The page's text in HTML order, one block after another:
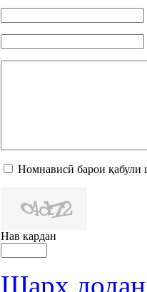
Номнависӣ барои қабули
Нав кардан
Шарҳ додан